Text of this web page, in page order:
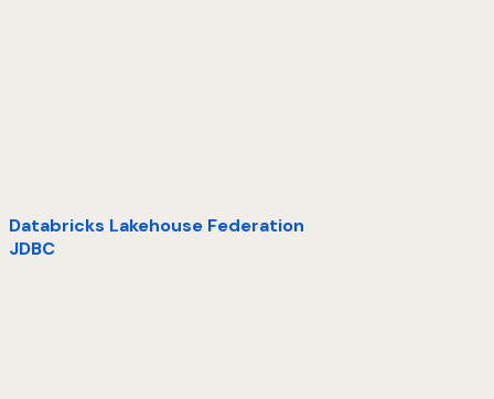
Databricks Lakehouse Federation
JDBC